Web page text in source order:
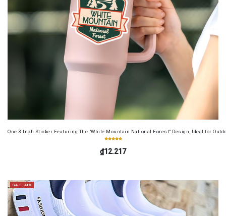
One 3-Inch Sticker Featuring The "White Mountain National Forest" Design, Ideal for
₫12.217
SALE -41%